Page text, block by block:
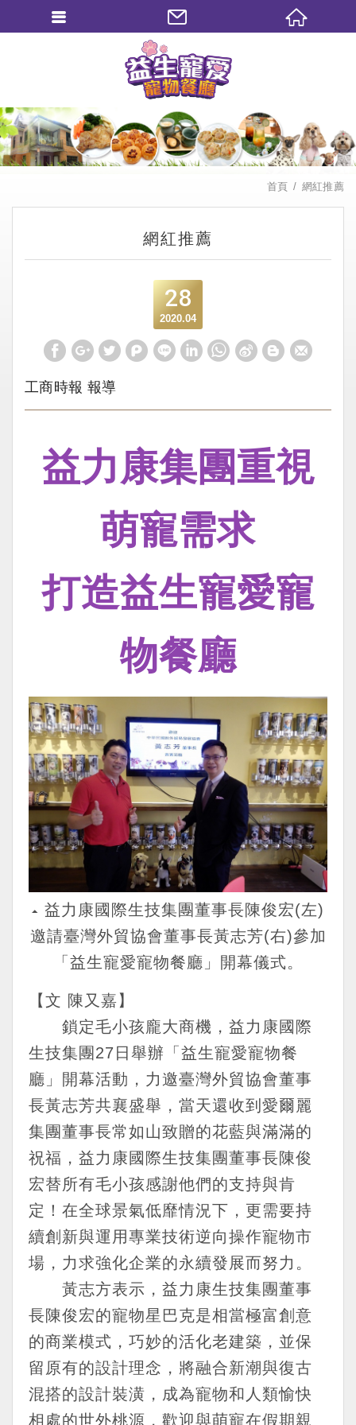
首頁 網紅推薦
網紅推薦
28
2020.04
工商時報 報導
益力康集團重視
萌寵需求
打造益生寵愛寵
物餐廳
益力康國際生技集團董事長陳俊宏(左)
邀請臺灣外貿協會董事長黃志芳(右)參加
「益生寵愛寵物餐廳」開幕儀式。
【文 陳又嘉】
鎖定毛小孩龐大商機，益力康國際
生技集團27日舉辦「益生寵愛寵物餐
廳」開幕活動，力邀臺灣外貿協會董事
長黃志芳共襄盛舉，當天還收到愛爾麗
集團董事長常如山致贈的花藍與滿滿的
祝福，益力康國際生技集團董事長陳俊
宏替所有毛小孩感謝他們的支持與肯
定！在全球景氣低靡情況下，更需要持
續創新與運用專業技術逆向操作寵物市
場，力求強化企業的永續發展而努力。
黃志方表示，益力康生技集團董事
長陳俊宏的寵物星巴克是相當極富創意
的商業模式，巧妙的活化老建築，並保
留原有的設計理念，將融合新潮與復古
混搭的設計裝潢，成為寵物和人類愉快
相處的世外桃源，歡迎與萌寵在假期親
繁體中文